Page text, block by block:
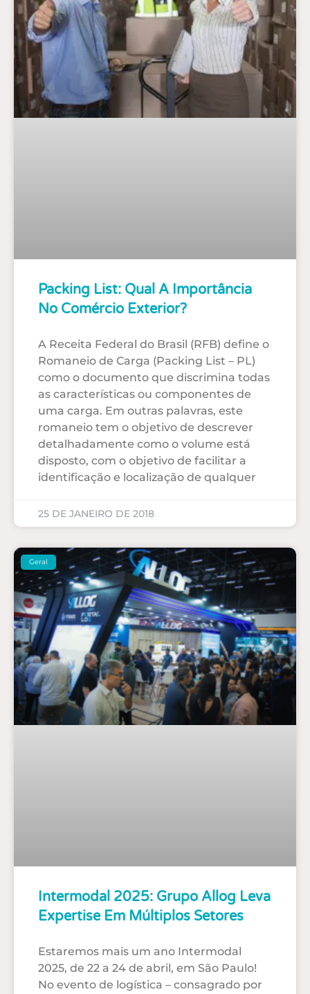
Packing List: Qual A Importância
No Comércio Exterior?
A Receita Federal do Brasil (RFB) define o
Romaneio de Carga (Packing List – PL)
como o documento que discrimina todas
as características ou componentes de
uma carga. Em outras palavras, este
romaneio tem o objetivo de descrever
detalhadamente como o volume está
disposto, com o objetivo de facilitar a
identificação e localização de qualquer
25 DE JANEIRO DE 2018
Geral
Intermodal 2025: Grupo Allog Leva
Expertise Em Múltiplos Setores
Estaremos mais um ano Intermodal
2025, de 22 a 24 de abril, em São Paulo!
No evento de logística – consagrado por